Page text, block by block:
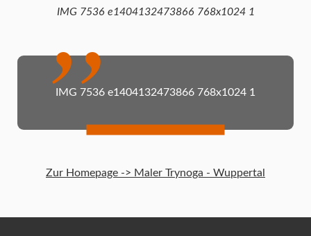
IMG 7536 e1404132473866 768x1024 1
IMG 7536 e1404132473866 768x1024 1
Zur Homepage -> Maler Trynoga - Wuppertal